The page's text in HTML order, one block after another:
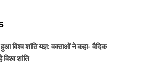
विश्व शांति यज्ञ: वक्ताओं ने कहा- वैदिक
शांति